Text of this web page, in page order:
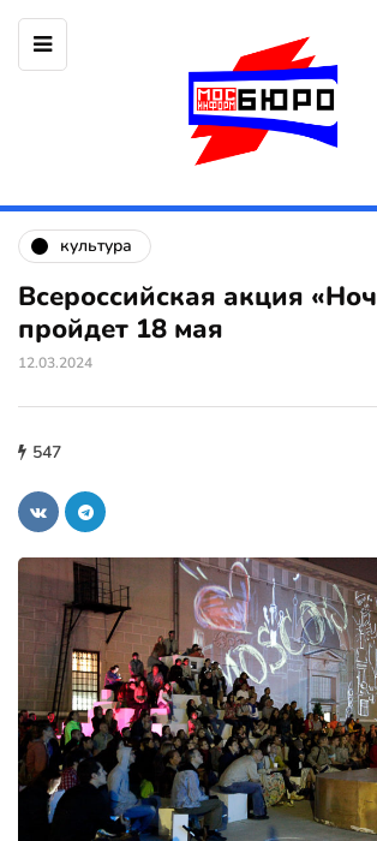
культура
Всероссийская акция
пройдет 18 мая
12.03.2024
547